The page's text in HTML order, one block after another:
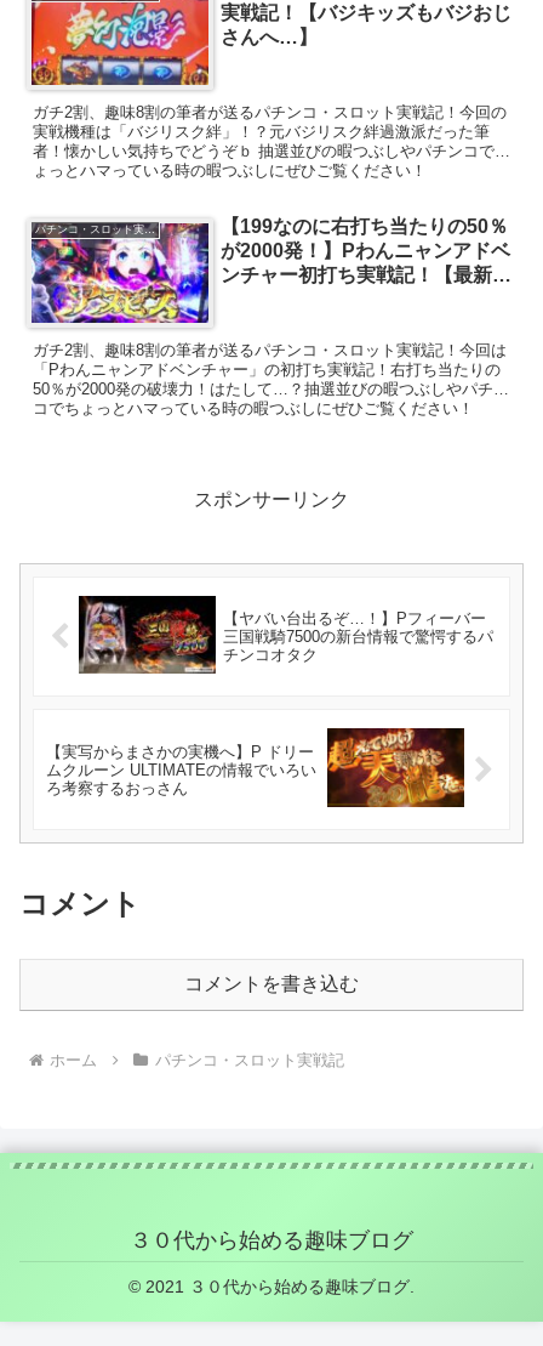
実戦記！【バジキッズもバジおじ
さんへ…】
ガチ2割、趣味8割の筆者が送るパチンコ・スロット実戦記！今回の
実戦機種は「バジリスク絆」！？元バジリスク絆過激派だった筆
者！懐かしい気持ちでどうぞｂ 抽選並びの暇つぶしやパチンコでち
ょっとハマっている時の暇つぶしにぜひご覧ください！
パチンコ・スロット実戦記
【199なのに右打ち当たりの50％
が2000発！】Pわんニャンアドベ
ンチャー初打ち実戦記！【最新台
ガチ2割、趣味8割の筆者が送るパチンコ・スロット実戦記！今回は
「Pわんニャンアドベンチャー」の初打ち実戦記！右打ち当たりの
50％が2000発の破壊力！はたして…？抽選並びの暇つぶしやパチン
コでちょっとハマっている時の暇つぶしにぜひご覧ください！
スポンサーリンク
【ヤバい台出るぞ…！】Pフィーバー
三国戦騎7500の新台情報で驚愕するパ
チンコオタク
【実写からまさかの実機へ】P ドリー
ムクルーン ULTIMATEの情報でいろい
ろ考察するおっさん
コメント
コメントを書き込む
ホーム パチンコ・スロット実戦記
３０代から始める趣味ブログ
© 2021 ３０代から始める趣味ブログ.